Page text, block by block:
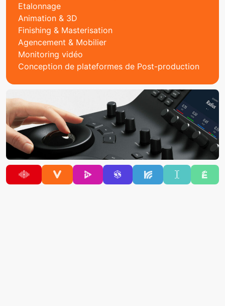
Etalonnage
Animation & 3D
Finishing & Masterisation
Agencement & Mobilier
Monitoring vidéo
Conception de plateformes de Post-production